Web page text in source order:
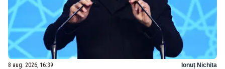
8 aug. 2026, 16:39 Ionuț Nichita